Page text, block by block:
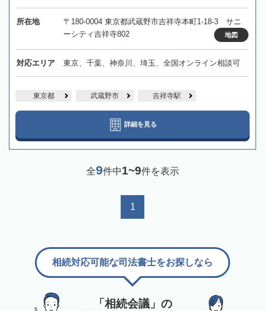
所在地
〒180-0004 東京都武蔵野市吉祥寺本町1-18-3 サニ
ーシティ吉祥寺802
地図
対応エリア 東京、千葉、神奈川、埼玉、全国オンライン相談可
東京都 武蔵野市 吉祥寺駅
詳細を見る
全9件中1~9件を表示
1
「相続会議」の
相続対応可能な司法書士をお探しなら